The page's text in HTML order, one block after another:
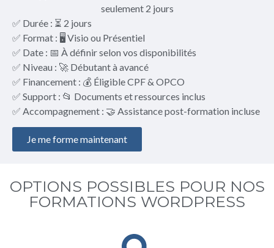
seulement 2 jours
✅ Durée : ⏳ 2 jours
✅ Format : 🖥️ Visio ou Présentiel
✅ Date : 📅 À définir selon vos disponibilités
✅ Niveau : 🚀 Débutant à avancé
✅ Financement : 💰 Éligible CPF & OPCO
✅ Support : 📂 Documents et ressources inclus
✅ Accompagnement : 🤝 Assistance post-formation incluse
Je me forme maintenant
OPTIONS POSSIBLES POUR NOS
FORMATIONS WORDPRESS